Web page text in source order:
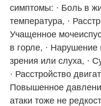
симптомы: · Боль в
температура, ·
Учащенное
в горле, ·
зрения или слуха, ·
· Расстройство
Повышенное
атаки тоже не